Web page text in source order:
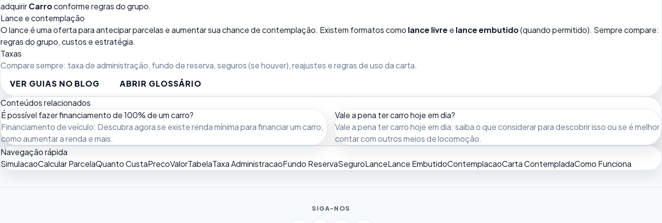
adquirirCarroconforme regras do grupo.
Lance e contemplação
O lance é uma oferta para antecipar parcelas e aumentar sua chance de contemplação. Existem formatos como lance livre e lance embutido(quando permitido). Sempre compare:
regras do grupo, custos e estratégia.
Taxas
Compare sempre: taxa de administração, fundo de reserva, seguros (se houver), reajustes e regras de uso da carta.
VER GUIAS NO BLOG
ABRIR GLOSSÁRIO
Conteúdos relacionados
É possível fazer financiamento de 100% de um carro?
Financiamento de veículo: Descubra agora se existe renda mínima para financiar um carro,
como aumentar a renda e mais.
Vale a pena ter carro hoje em dia?
Vale a pena ter carro hoje em dia: saiba o que considerar para descobrir isso ou se é melhor
contar com outros meios de locomoção.
Navegação rápida
SimulacaoCalcular ParcelaQuanto CustaPrecoValorTabelaTaxa AdministracaoFundo ReservaSeguroLanceLance EmbutidoContemplacaoCarta ContempladaComo Funciona
SIGA-NOS